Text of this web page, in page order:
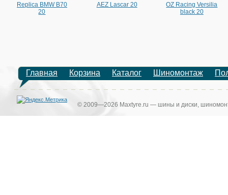
Replica BMW B70
20
AEZ Lascar 20
OZ Racing Versilia
black 20
Главная Корзина Каталог Шиномонтаж
© 2009—2026 Maxtyre.ru — шины и диски,